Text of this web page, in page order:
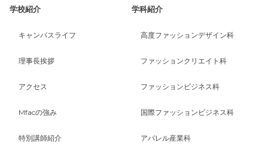
学校紹介
キャンパスライフ
理事長挨拶
アクセス
Mfacの強み
特別講師紹介
学科紹介
高度ファッションデザイン科
ファッションクリエイト科
ファッションビジネス科
国際ファッションビジネス科
アパレル産業科